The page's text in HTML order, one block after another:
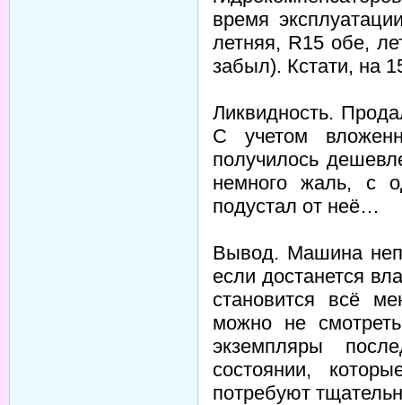
время
летняя, R15 обе,
забыл). Кстати, на
Ликвидность.
С учетом
получилось
немного жаль, с
подустал от неё…
Вывод. Машина
если достанется
становится всё
можно не
экземпляры
состоянии,
потребуют